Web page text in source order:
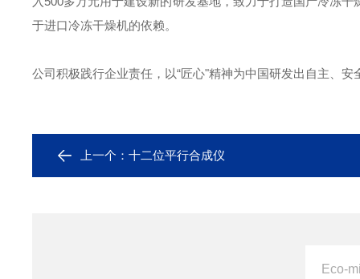
于进口冷冻干燥机的依赖。
公司积极践行企业责任，以“匠心"精神为中国研发出自主、
上一个： 十二位平行合成仪